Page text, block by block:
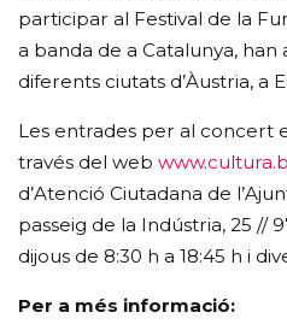
participar al Festival de la
a banda de a Catalunya, han
diferents ciutats d’Àustria, a
Les entrades per al concert
través del web
d’Atenció Ciutadana de
passeig de la Indústria, 25 //
dijous de 8:30 h a 18:45 h i
Per a més informació: